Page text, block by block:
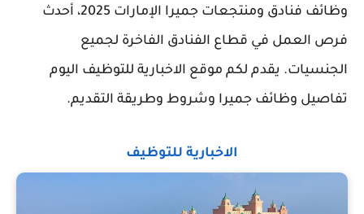
وظائف فنادق ومنتجعات جميرا الإمارات 2025، أحدث
فرص العمل في قطاع الفنادق الفاخرة لجميع
الجنسيات. يقدم لكم موقع الاخبارية للتوظيف اليوم
تفاصيل وظائف جميرا وشروط وطريقة التقديم.
الاخبارية للتوظيف